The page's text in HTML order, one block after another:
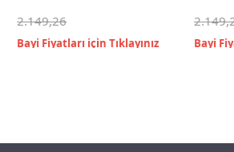
2.149,26 2.149,26